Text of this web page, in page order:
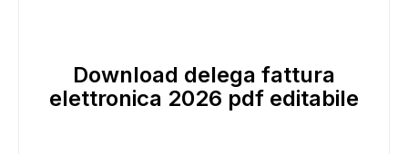
Download delega fattura
elettronica 2026 pdf editabile